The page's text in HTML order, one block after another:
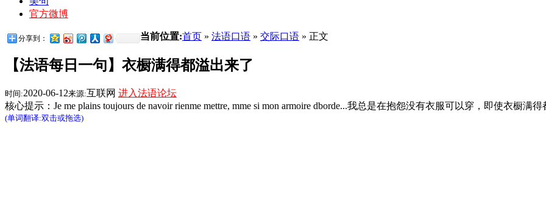
官方微博
分享到： 当前位置:首页 » 法语口语 » 交际口语 » 正文
【法语每日一句】衣橱满得都溢出来了
时间:2020-06-12来源:互联网 进入法语论坛
核心提示：Je me plains toujours de navoir rienme mettre, mme si mon armoire dborde...我总是在抱怨没有衣服可以穿，即使衣橱满得
(单词翻译:双击或拖选)